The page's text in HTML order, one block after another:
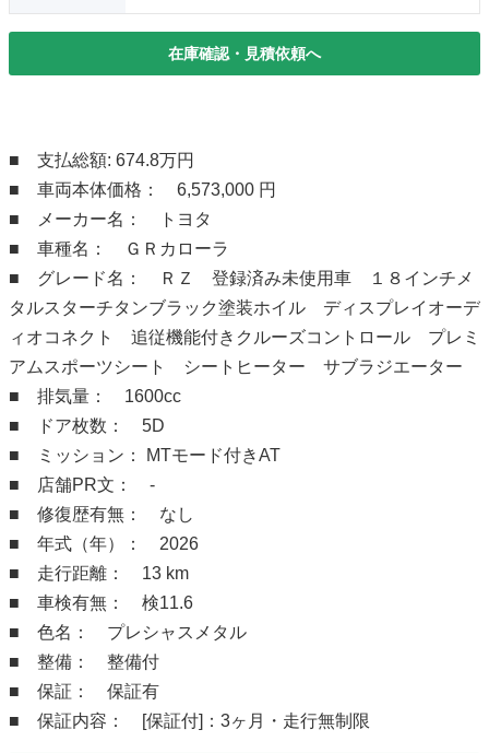
在庫確認・見積依頼へ
■ 支払総額: 674.8万円
■ 車両本体価格： 6,573,000 円
■ メーカー名： トヨタ
■ 車種名： ＧＲカローラ
■ グレード名： ＲＺ 登録済み未使用車 １８インチメ
タルスターチタンブラック塗装ホイル ディスプレイオーデ
ィオコネクト 追従機能付きクルーズコントロール プレミ
アムスポーツシート シートヒーター サブラジエーター
■ 排気量： 1600cc
■ ドア枚数： 5D
■ ミッション： MTモード付きAT
■ 店舗PR文： -
■ 修復歴有無： なし
■ 年式（年）： 2026
■ 走行距離： 13 km
■ 車検有無： 検11.6
■ 色名： プレシャスメタル
■ 整備： 整備付
■ 保証： 保証有
■ 保証内容： [保証付]：3ヶ月・走行無制限